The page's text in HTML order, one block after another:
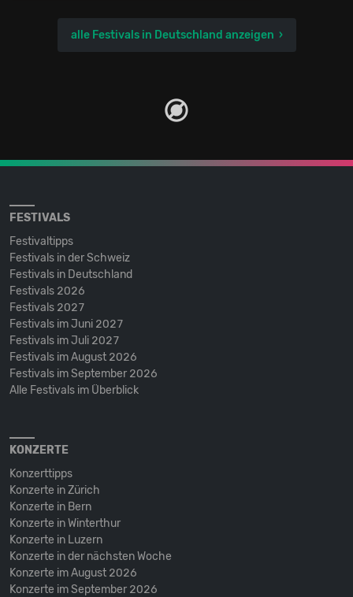
alle Festivals in Deutschland anzeigen
FESTIVALS
Festivaltipps
Festivals in der Schweiz
Festivals in Deutschland
Festivals 2026
Festivals 2027
Festivals im Juni 2027
Festivals im Juli 2027
Festivals im August 2026
Festivals im September 2026
Alle Festivals im Überblick
KONZERTE
Konzerttipps
Konzerte in Zürich
Konzerte in Bern
Konzerte in Winterthur
Konzerte in Luzern
Konzerte in der nächsten Woche
Konzerte im August 2026
Konzerte im September 2026